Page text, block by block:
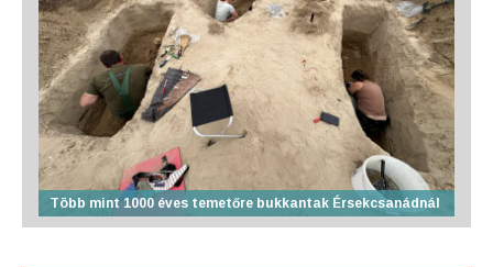
Több mint 1000 éves temetőre bukkantak Érsekcsanádnál